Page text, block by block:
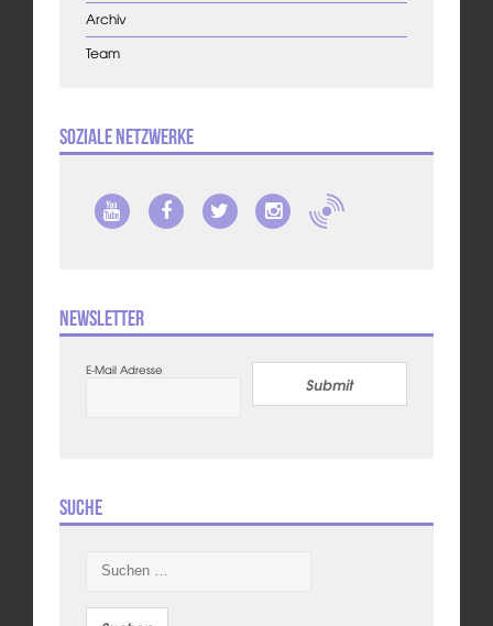
Archiv
Team
Soziale Netzwerke
Newsletter
E-Mail Adresse
Submit
Suche
nach: